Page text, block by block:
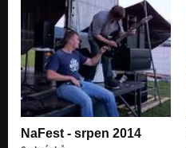
NaFest - srpen 2014